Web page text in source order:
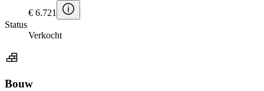
€ 6.721
Status
Verkocht
Bouw